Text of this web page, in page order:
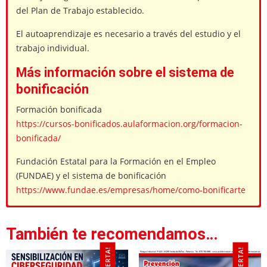
del Plan de Trabajo establecido.
El autoaprendizaje es necesario a través del estudio y el
trabajo individual.
Más información sobre el sistema de
bonificación
Formación bonificada
https://cursos-bonificados.aulaformacion.org/formacion-
bonificada/
Fundación Estatal para la Formación en el Empleo
(FUNDAE) y el sistema de bonificación
https://www.fundae.es/empresas/home/como-bonificarte
empresarial
• Qué es el compliance empresarial.
denuncias?
¿Es obligatorio formar a los trabajadores sobre el
También te recomendamos…